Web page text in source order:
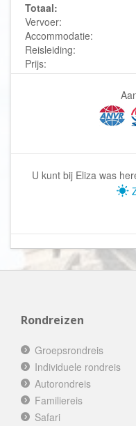
Totaal:
Vervoer:
Accommodatie:
Reisleiding:
Prijs:
U kunt bij Eliza was
Rondreizen
Groepsrondreis
Individuele rondreis
Autorondreis
Familiereis
Safari